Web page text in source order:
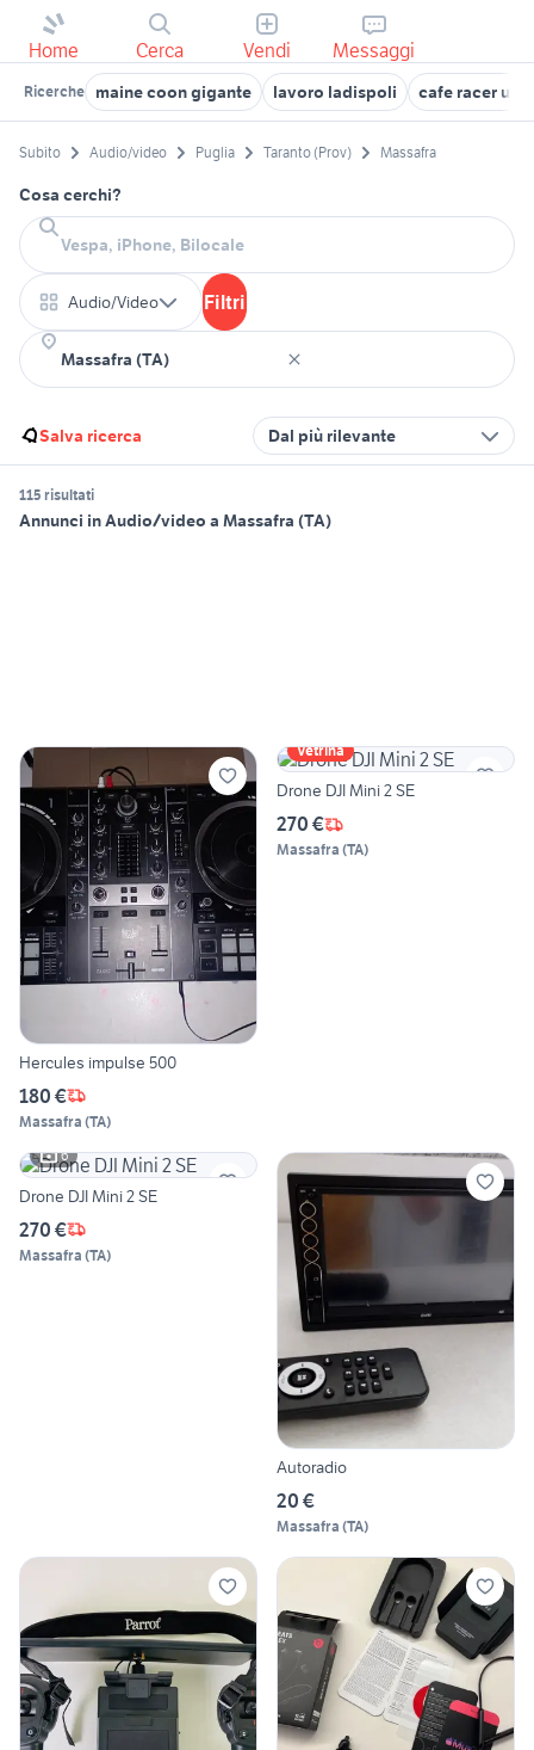
Home Cerca Vendi Messaggi
Ricerche maine coon gigante lavoro ladispoli cafe racer
Subito Audio/video Puglia Taranto (Prov) Massafra
Cosa cerchi?
Audio/Video Filtri
Salva ricerca Dal più rilevante
115 risultati
Annunci in Audio/video a Massafra (TA)
Hercules impulse 500
180 €
Massafra (TA)
Vetrina
Drone DJI Mini 2 SE
270 €
Massafra (TA)
6
Drone DJI Mini 2 SE
270 €
Massafra (TA)
Autoradio
20 €
Massafra (TA)